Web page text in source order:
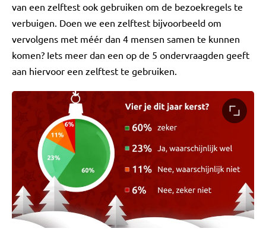
van een zelftest ook gebruiken om de bezoekregels te
verbuigen. Doen we een zelftest bijvoorbeeld om
vervolgens met méér dan 4 mensen samen te kunnen
komen? Iets meer dan een op de 5 ondervraagden geeft
aan hiervoor een zelftest te gebruiken.